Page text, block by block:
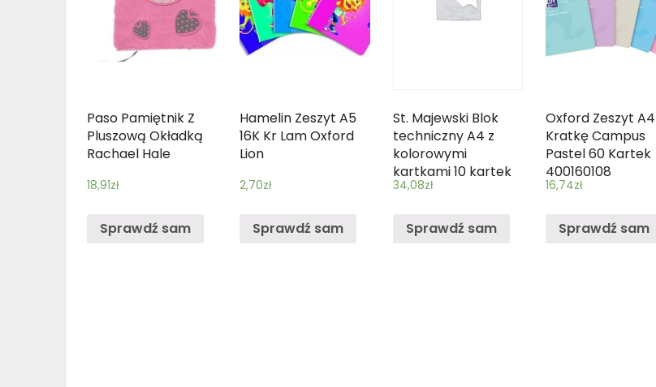
Paso Pamiętnik Z
Pluszową Okładką
Rachael Hale
18,91zł
Sprawdź sam
Hamelin Zeszyt A5
16K Kr Lam Oxford
Lion
2,70zł
Sprawdź sam
St. Majewski Blok
techniczny A4 z
kolorowymi
kartkami 10 kartek
10 sztuk mix
34,08zł
Sprawdź sam
Oxford Zeszyt
Kratkę Campus
Pastel 60 Kartek
400160108
16,74zł
Sprawdź sam